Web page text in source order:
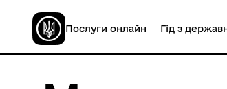
Послуги онлайн Гід з